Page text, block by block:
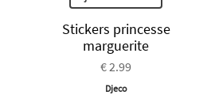
Stickers princesse
marguerite
€ 2.99
Djeco